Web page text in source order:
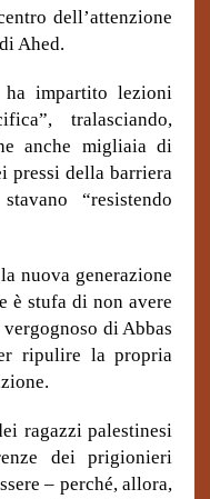
dell’attenzione
Ahed.
ha impartito lezioni
tralasciando,
anche migliaia di
pressi della barriera
“resistendo
nuova generazione
è stufa di non avere
di Abbas
ripulire la propria
ragazzi palestinesi
dei prigionieri
– perché, allora,